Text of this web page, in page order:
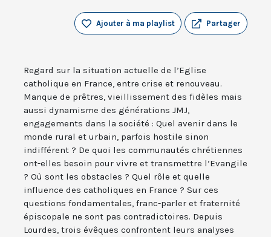
Partager
Ajouter à ma playlist
Regard sur la situation actuelle de l’Eglise
catholique en France, entre crise et renouveau.
Manque de prêtres, vieillissement des fidèles mais
aussi dynamisme des générations JMJ,
engagements dans la société : Quel avenir dans le
monde rural et urbain, parfois hostile sinon
indifférent ? De quoi les communautés chrétiennes
ont-elles besoin pour vivre et transmettre l’Evangile
? Où sont les obstacles ? Quel rôle et quelle
influence des catholiques en France ? Sur ces
questions fondamentales, franc-parler et fraternité
épiscopale ne sont pas contradictoires. Depuis
Lourdes, trois évêques confrontent leurs analyses